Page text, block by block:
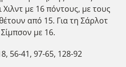
με 16 πόντους, με τους
από 15. Για τη Σάρλοτ
με 16.
56-41, 97-65, 128-92